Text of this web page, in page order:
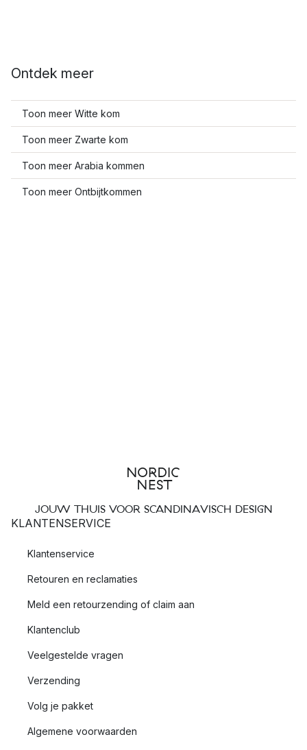
Ontdek meer
Toon meer Witte kom
Toon meer Zwarte kom
Toon meer Arabia kommen
Toon meer Ontbijtkommen
JOUW THUIS VOOR SCANDINAVISCH DESIGN
KLANTENSERVICE
Klantenservice
Retouren en reclamaties
Meld een retourzending of claim aan
Klantenclub
Veelgestelde vragen
Verzending
Volg je pakket
Algemene voorwaarden